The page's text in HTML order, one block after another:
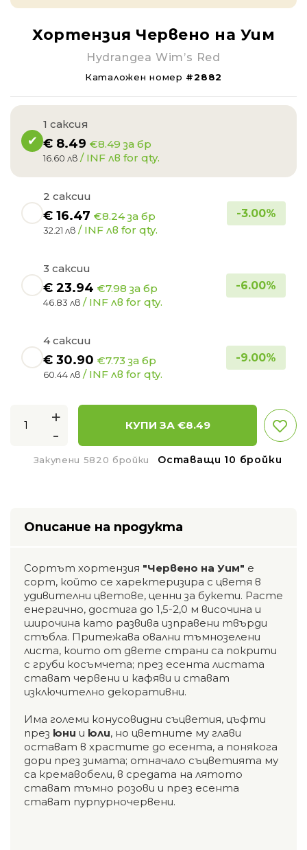
Хортензия Червено на Уим
Hydrangea Wim’s Red
Каталожен номер #2882
1 саксия
€ 8.49 €8.49 за бр
16.60 лв / INF лв for qty.
2 саксии
€ 16.47 €8.24 за бр
32.21 лв / INF лв for qty.
-3.00%
3 саксии
€ 23.94 €7.98 за бр
46.83 лв / INF лв for qty.
-6.00%
4 саксии
€ 30.90 €7.73 за бр
60.44 лв / INF лв for qty.
-9.00%
+
-
КУПИ ЗА €8.49
Закупени 5820 бройки Оставащи 10 бройки
Описание на продукта
Сортът хортензия "Червено на Уим" е
сорт, който се харектеризира с цветя в
удивителни цветове, ценни за букети. Расте
енергично, достига до 1,5-2,0 м височина и
широчина като развива изправени твърди
стъбла. Притежава овални тъмнозелени
листа, които от двете страни са покрити
с груби косъмчета; през есента листата
стават червени и кафяви и стават
изключително декоративни.
Има големи конусовидни съцветия, цъфти
през юни и юли, но цветните му глави
остават в храстите до есента, а понякога
дори през зимата; отначало съцветията му
са кремавобели, в средата на лятото
стават тъмно розови и през есента
стават пурпурночервени.